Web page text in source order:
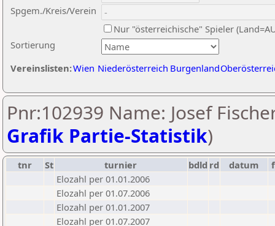
Sortierung
Spgem./Kreis/Verein
Nur "österreichische" Spieler
Vereinslisten:Wien Niederösterreich Burgenland
Pnr:102939 Name: Josef
Grafik Partie-Statistik)
tnr St turnier bdld rd datum
f
Elozahl per 01.01.2006
Elozahl per 01.07.2006
Elozahl per 01.01.2007
Elozahl per 01.07.2007